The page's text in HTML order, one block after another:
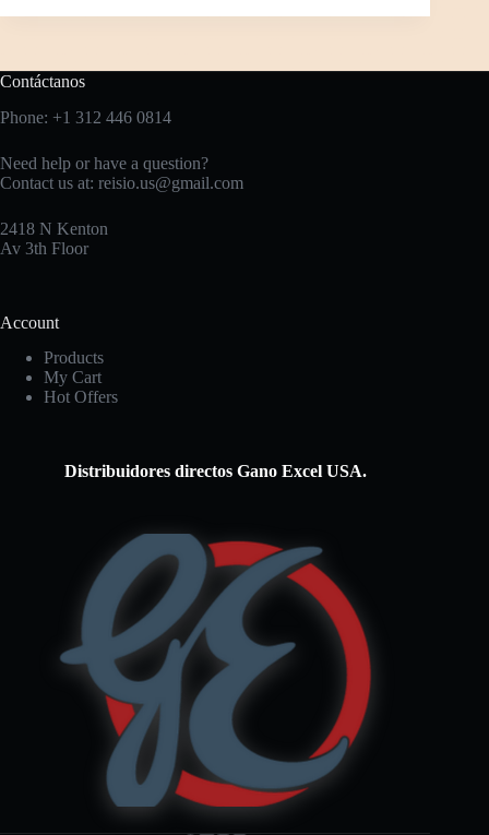
Contáctanos
Phone: +1 312 446 0814
Need help or have a question?
Contact us at: reisio.us@gmail.com
2418 N Kenton
Av 3th Floor
Account
Products
My Cart
Hot Offers
Distribuidores directos Gano Excel USA.